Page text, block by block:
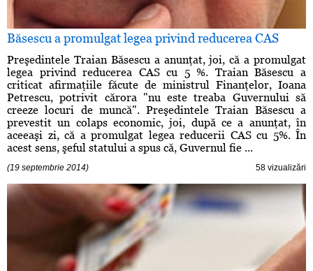
Băsescu a promulgat legea privind reducerea CAS
Preşedintele Traian Băsescu a anunţat, joi, că a promulgat
legea privind reducerea CAS cu 5 %. Traian Băsescu a
criticat afirmaţiile făcute de ministrul Finanţelor, Ioana
Petrescu, potrivit cărora "nu este treaba Guvernului să
creeze locuri de muncă". Preşedintele Traian Băsescu a
prevestit un colaps economic, joi, după ce a anunţat, în
aceeaşi zi, că a promulgat legea reducerii CAS cu 5%. În
acest sens, şeful statului a spus că, Guvernul fie ...
(19 septembrie 2014) 58 vizualizări